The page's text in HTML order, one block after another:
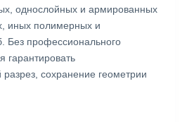
однослойных и армированных
иных полимерных и
Без профессионального
гарантировать
сохранение геометрии